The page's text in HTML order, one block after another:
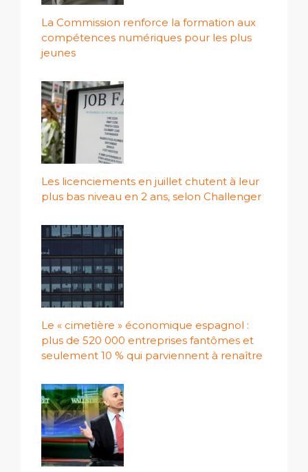
La Commission renforce la formation aux
compétences numériques pour les plus
jeunes
Les licenciements en juillet chutent à leur
plus bas niveau en 2 ans, selon Challenger
Le « cimetière » économique espagnol :
plus de 520 000 entreprises fantômes et
seulement 10 % qui parviennent à renaître